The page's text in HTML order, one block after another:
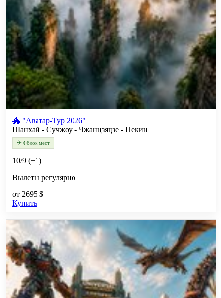
🐲 "Аватар-Тур 2026"
Шанхай - Сучжоу - Чжанцзяцзе - Пекин
✈✈блок мест
10/9 (+1)
Вылеты регулярно
от 2695 $
Купить